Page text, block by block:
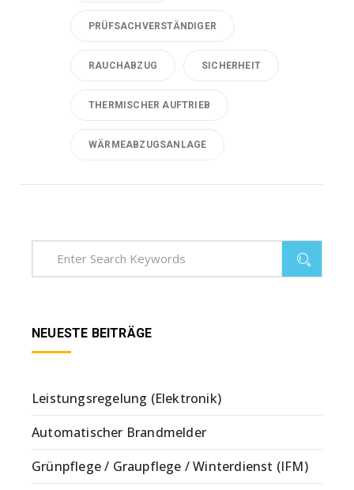
PRÜFSACHVERSTÄNDIGER
RAUCHABZUG SICHERHEIT
THERMISCHER AUFTRIEB
WÄRMEABZUGSANLAGE
NEUESTE BEITRÄGE
Leistungsregelung (Elektronik)
Automatischer Brandmelder
Grünpflege / Graupflege / Winterdienst (IFM)